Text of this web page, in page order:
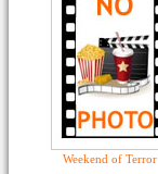
Weekend of Terror